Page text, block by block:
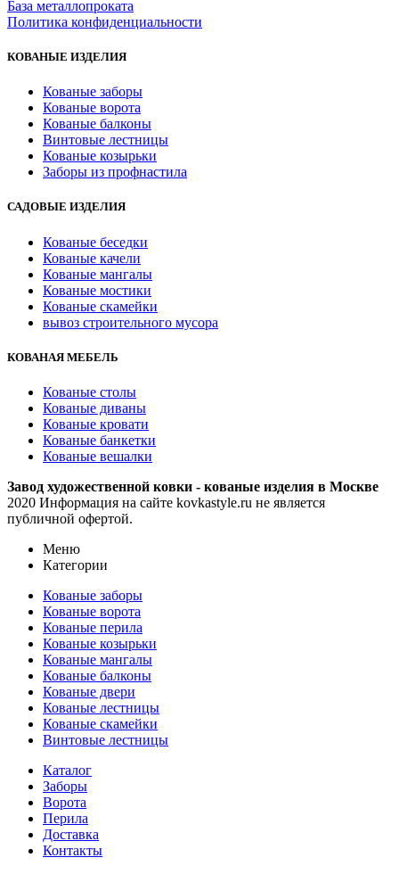
База металлопроката
Политика конфиденциальности
КОВАНЫЕ ИЗДЕЛИЯ
Кованые заборы
Кованые ворота
Кованые балконы
Винтовые лестницы
Кованые козырьки
Заборы из профнастила
САДОВЫЕ ИЗДЕЛИЯ
Кованые беседки
Кованые качели
Кованые мангалы
Кованые мостики
Кованые скамейки
вывоз строительного мусора
КОВАНАЯ МЕБЕЛЬ
Кованые столы
Кованые диваны
Кованые кровати
Кованые банкетки
Кованые вешалки
Завод художественной ковки - кованые изделия в Москве
2020 Информация на сайте kovkastyle.ru не является
публичной офертой.
Меню
Категории
Кованые заборы
Кованые ворота
Кованые перила
Кованые козырьки
Кованые мангалы
Кованые балконы
Кованые двери
Кованые лестницы
Кованые скамейки
Винтовые лестницы
Каталог
Заборы
Ворота
Перила
Доставка
Контакты